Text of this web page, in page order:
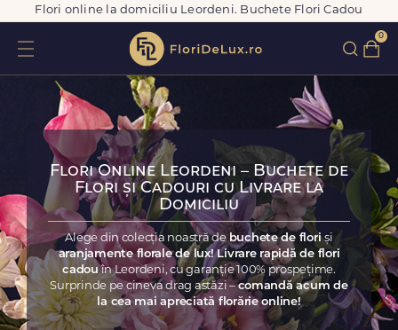
Flori online la domiciliu Leordeni. Buchete Flori Cadou
0
Flori Online Leordeni – Buchete de
Flori și Cadouri cu Livrare la
Domiciliu
Alege din colecția noastră de buchete de floriși
aranjamente florale de lux! Livrare rapidă de flori
cadouîn Leordeni, cu garanție 100% prospețime.
Surprinde pe cineva drag astăzi –comandă acum de
la cea mai apreciată florărie online!